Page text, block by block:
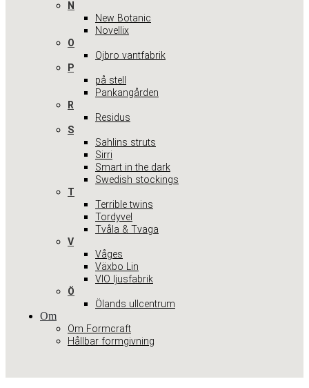
N
New Botanic
Novellix
O
Ojbro vantfabrik
P
på stell
Pankangården
R
Residus
S
Sahlins struts
Sirri
Smart in the dark
Swedish stockings
T
Terrible twins
Tordyvel
Tvåla & Tvaga
V
Våges
Växbo Lin
VIO ljusfabrik
Ö
Ölands ullcentrum
Om
Om Formcraft
Hållbar formgivning